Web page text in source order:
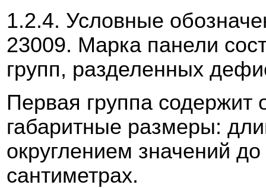
1.2.4. Условные
23009. Марка панели
групп, разделенных
Первая группа содержит
габаритные размеры:
округлением значений
сантиметрах.